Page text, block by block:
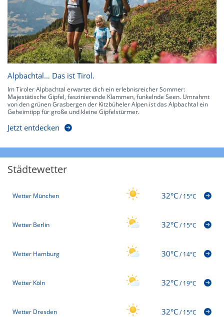
Alpbachtal… Das ist Tirol.
Im Tiroler Alpbachtal erwartet dich ein erlebnisreicher Sommer:
Majestätische Gipfel, faszinierende Klammen, funkelnde Seen. Umrahmt
von den grünen Grasbergen der Kitzbüheler Alpen ist das Alpbachtal ein
Geheimtipp für große und kleine Gipfelstürmer.
Jetzt entdecken
Städtewetter
Wetter München 32°C/15°C
Wetter Berlin 32°C/15°C
Wetter Hamburg 30°C/14°C
Wetter Köln 32°C/19°C
Wetter Dresden 32°C/15°C